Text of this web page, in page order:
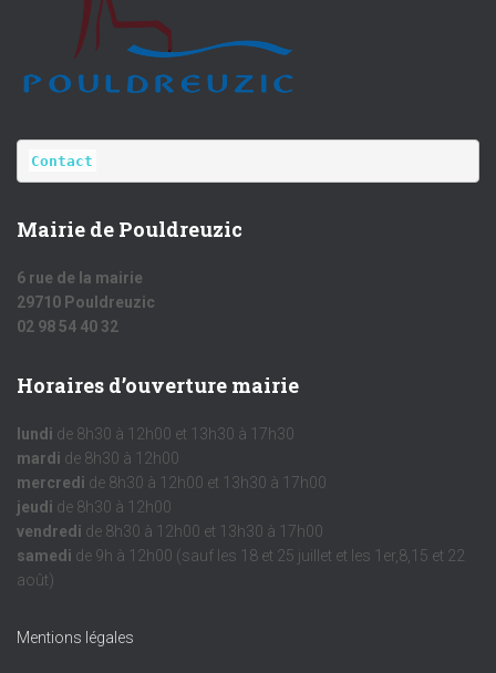
Contact
Mairie de Pouldreuzic
6 rue de la mairie
29710 Pouldreuzic
02 98 54 40 32
Horaires d’ouverture mairie
lundi de 8h30 à 12h00 et 13h30 à 17h30
mardi de 8h30 à 12h00
mercredi de 8h30 à 12h00 et 13h30 à 17h00
jeudi de 8h30 à 12h00
vendredi de 8h30 à 12h00 et 13h30 à 17h00
samedi de 9h à 12h00 (sauf les 18 et 25 juillet et les 1er,8,15 et 22
août)
Mentions légales